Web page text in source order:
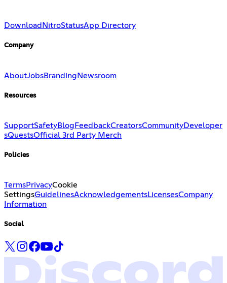
Download NitroStatusApp Directory
Company
AboutJobsBranding Newsroom
Resources
SupportSafetyBlog FeedbackCreatorsCommunityDeveloper
sQuestsOfficial 3rd Party Merch
Policies
TermsPrivacyCookie
SettingsGuidelinesAcknowledgementsLicensesCompany
Information
Social